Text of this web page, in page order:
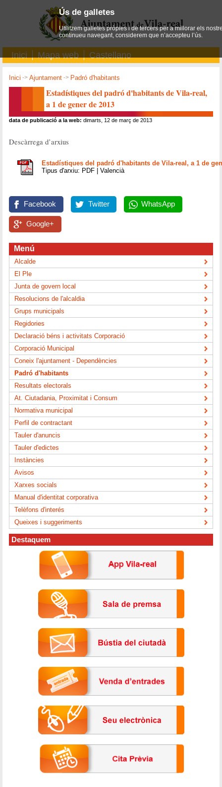
Inici Mapa web Castellano
Inici ->Ajuntament -> Padró d'habitants
Estadístiques del padró d'habitants de Vila-real,
a 1 de gener de 2013
data de publicació a la web: dimarts, 12 de març de 2013
Descàrrega d’arxius
Estadístiques del padró d'habitants de Vila-real, a 1 de
Tipus d'arxiu: PDF | Valencià
Facebook Twitter WhatsApp
Google+
Menú
Alcalde
El Ple
Junta de govern local
Resolucions de l'alcaldia
Grups municipals
Regidories
Declaració béns i activitats Corporació
Corporació Municipal
Coneix l'ajuntament - Dependències
Padró d'habitants
Resultats electorals
At. Ciutadania, Proximitat i Consum
Normativa municipal
Perfil de contractant
Tauler d'anuncis
Tauler d'edictes
Instàncies
Avisos
Xarxes socials
Manual d'identitat corporativa
Telèfons d'interés
Queixes i suggeriments
Destaquem
Ús de galletes
Utilitzem galletes pròpies i de tercers per a millorar els
continueu navegant, considerem que n’accepteu l’ús.